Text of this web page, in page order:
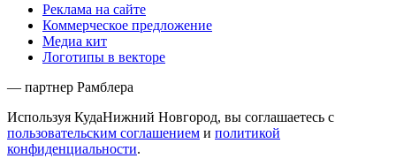
Реклама на сайте
Коммерческое предложение
Медиа кит
Логотипы в векторе
— партнер Рамблера
Используя КудаНижний Новгород, вы соглашаетесь с
пользовательским соглашением и политикой
конфиденциальности.